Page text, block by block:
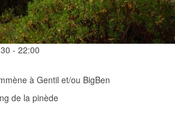
- 22:00
à Gentil et/ou BigBen
de la pinède